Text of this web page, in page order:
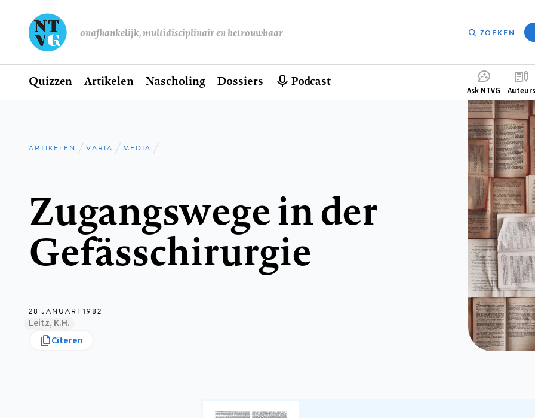
onafhankelijk, multidisciplinair en betrouwbaar ZOEKEN
Hoofdnavigatie
Home
Quizzen Artikelen Nascholing Dossiers Podcast
menu
Ask NTVG Auteurs
Kruimelpad
ARTIKELEN VARIA MEDIA
Zugangswege in der
Gefässchirurgie
28 JANUARI 1982
Leitz, K.H.
Citeren